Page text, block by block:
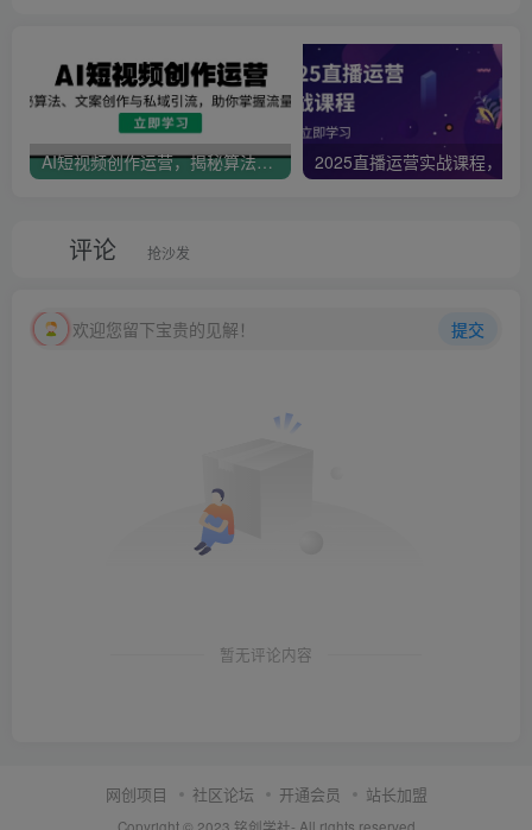
AI短视频创作运营，揭秘算法、文案创作与私域引流，助你掌握流量密码
评论 抢沙发
欢迎您留下宝贵的见解！ 提交
暂无评论内容
网创项目 社区论坛 开通会员 站长加盟
Copyright © 2023 铭创学社- All rights reserved